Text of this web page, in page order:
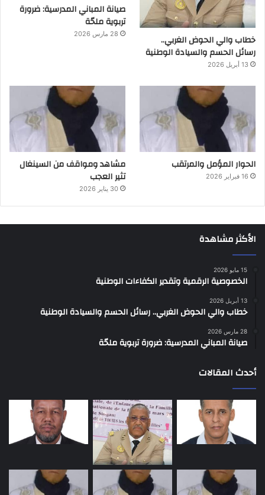
خطاب والي الحوض الغربي..
رسائل الحسم والسيادة الوطنية
13 أبريل 2026
صيانة المباني المدرسية: ضرورة
تربوية ملحّة
28 مارس 2026
الحوار المؤمل والمرتقب
16 فبراير 2026
مشاهد ومواقف من السينغال
تثير العجب
30 يناير 2026
الأكثر مشاهدة
15 مايو 2026
الخصوصية الرقمية وتقدير الكفاءات الوطنية
13 أبريل 2026
خطاب والي الحوض الغربي.. رسائل الحسم والسيادة الوطنية
28 مارس 2026
صيانة المباني المدرسية: ضرورة تربوية ملحّة
أحدث المقالات